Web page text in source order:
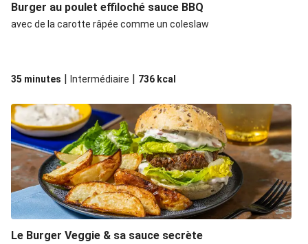
Burger au poulet effiloché sauce BBQ
avec de la carotte râpée comme un coleslaw
35 minutes | Intermédiaire | 736 kcal
Le Burger Veggie & sa sauce secrète